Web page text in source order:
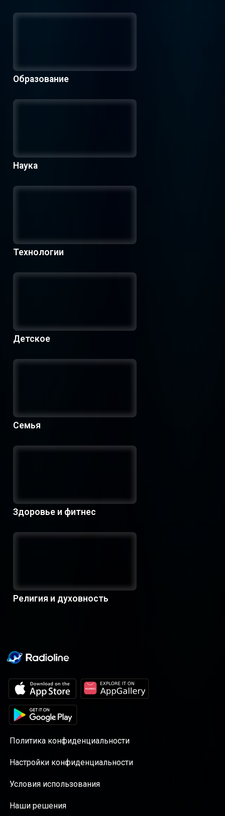
Образование
Наука
Технологии
Детское
Семья
Здоровье и фитнес
Религия и духовность
Политика конфиденциальности
Настройки конфиденциальности
Условия использования
Наши решения